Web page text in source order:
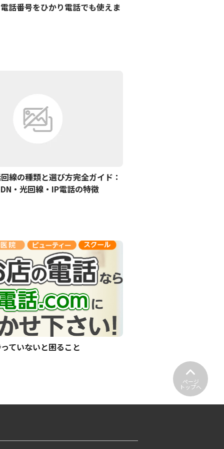
話番号をひかり電話でも使えま
線の種類と選び方完全ガイド：
・光回線・IP電話の特徴
ていないと困ること
ページ
トップへ